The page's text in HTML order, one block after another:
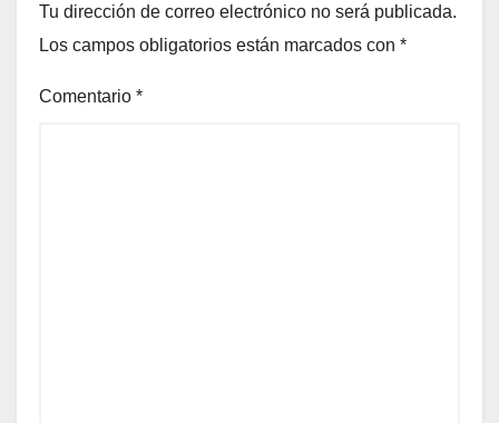
Tu dirección de correo electrónico no será publicada.
Los campos obligatorios están marcados con *
Comentario *